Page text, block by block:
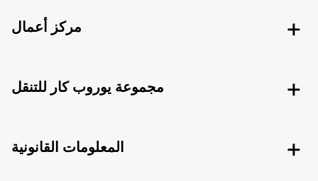
مركز أعمال
مجموعة يوروب كار للتنقل
المعلومات القانونية